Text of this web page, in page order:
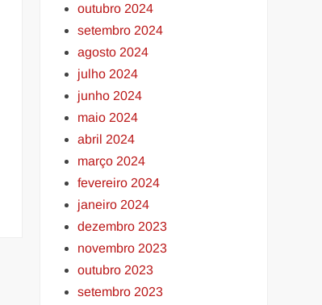
outubro 2024
setembro 2024
agosto 2024
julho 2024
junho 2024
maio 2024
abril 2024
março 2024
fevereiro 2024
janeiro 2024
dezembro 2023
novembro 2023
outubro 2023
setembro 2023